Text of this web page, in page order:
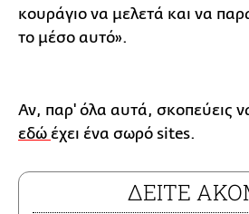
κουράγιο να μελετά και να
το μέσο αυτό».
Αν, παρ' όλα αυτά, σκοπεύεις
εδώ έχει ένα σωρό sites.
ΔΕΙΤΕ